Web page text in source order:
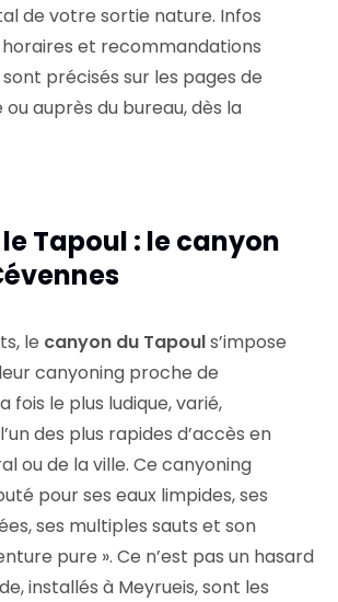
de votre sortie nature. Infos
horaires et recommandations
précisés sur les pages de
auprès du bureau, dès la
Tapoul : le canyon
le canyon du Tapouls’impose
canyoning proche de
fois le plus ludique, varié,
des plus rapides d’accès en
ou de la ville. Ce canyoning
pour ses eaux limpides, ses
ses multiples sauts et son
pure ». Ce n’est pas un hasard
installés à Meyrueis, sont les